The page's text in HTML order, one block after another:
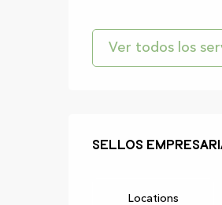
Ver todos los
Oferta
Sellos
Sellos
Locations